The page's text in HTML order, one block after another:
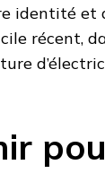
identité et
récent,